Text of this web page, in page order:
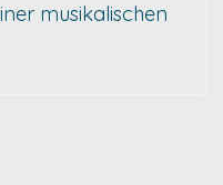
musikalischen